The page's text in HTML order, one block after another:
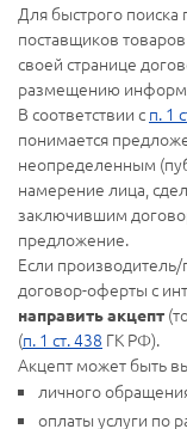
Для быстрого
поставщиков
своей странице
размещению
В соответствии с п. 1
понимается
неопределенным
намерение лица,
заключившим
предложение.
Если
договор-оферты с
направить акцепт
(п. 1 ст. 438 ГК РФ).
Акцепт может быть
личного
оплаты услуги